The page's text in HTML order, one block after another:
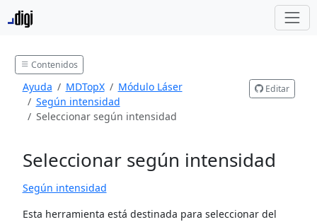
Contenidos
Ayuda MDTopX
Módulo Láser
Según intensidad
Seleccionar según intensidad
Editar
Seleccionar según intensidad
Según intensidad
Esta herramienta está destinada para seleccionar del